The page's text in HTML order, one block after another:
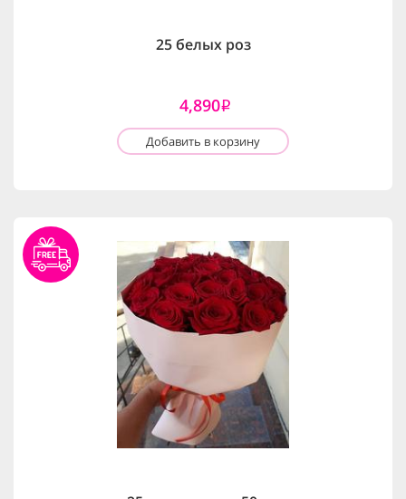
25 белых роз
4,890i
Добавить в корзину